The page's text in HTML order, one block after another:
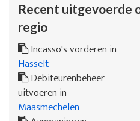
Recent uitgevoerde
regio
Incasso's vorderen in
Hasselt
Debiteurenbeheer
uitvoeren in
Maasmechelen